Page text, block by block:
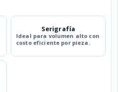
Serigrafía
Ideal para volumen alto con
costo eficiente por pieza.